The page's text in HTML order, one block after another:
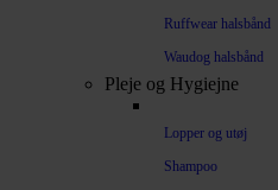
Ruffwear halsbånd
Waudog halsbånd
Pleje og Hygiejne
Lopper og utøj
Shampoo